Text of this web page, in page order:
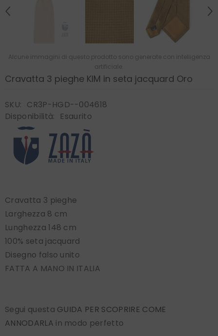
Alcune immagini di questo prodotto sono generate con intelligenza
artificiale.
Cravatta 3 pieghe KIM in seta jacquard Oro
SKU: CR3P-HGD--004618
Disponibilità:
Esaurito
Cravatta 3 pieghe
Larghezza 8 cm
Lunghezza 148 cm
100% seta jacquard
Disegno falso unito
FATTA A MANO IN ITALIA
Segui questa GUIDA PER SCOPRIRE COME
ANNODARLA in modo perfetto